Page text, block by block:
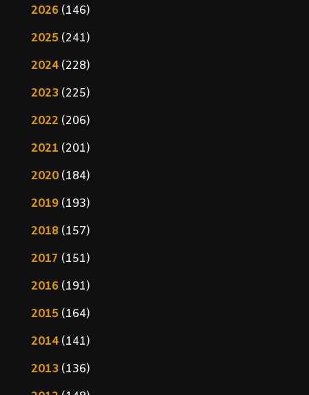
2026(146)
2025(241)
2024(228)
2023(225)
2022 (206)
2021 (201)
2020(184)
2019(193)
2018(157)
2017 (151)
2016(191)
2015(164)
2014(141)
2013(136)